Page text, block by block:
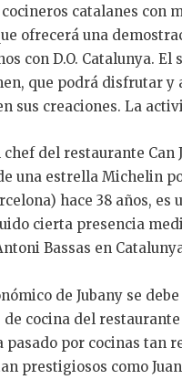
catalanes con
ofrecerá una
con D.O. Catalunya.
que podrá disfrutar
sus creaciones. La
chef del restaurante
una estrella Michelin
hace 38 años,
cierta presencia
Bassas en
de Jubany se
cocina del
por cocinas tan
prestigiosos como